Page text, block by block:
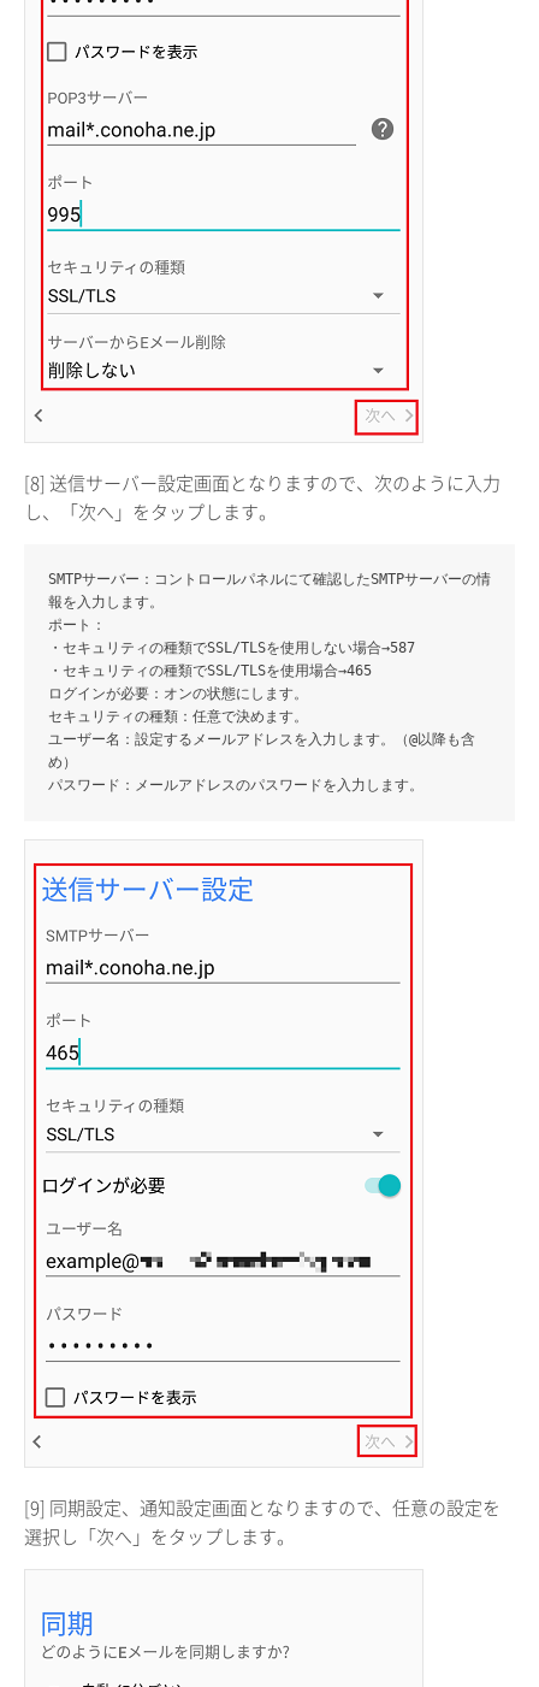
[8] 送信サーバー設定画面となりますので、次のように入力
し、「次へ」をタップします。
SMTPサーバー ：コントロールパネルにて確認したSMTPサーバーの情
報を入力します。
ポート ：
・セキュリティの種類でSSL/TLSを使用しない場合→587
・セキュリティの種類でSSL/TLSを使用場合→465
ログインが必要 ：オンの状態にします。
セキュリティの種類 ：任意で決めます。
ユーザー名 ：設定するメールアドレスを入力します。（@以降も含
め）
パスワード ：メールアドレスのパスワードを入力します。
[9] 同期設定、通知設定画面となりますので、任意の設定を
選択し「次へ」をタップします。